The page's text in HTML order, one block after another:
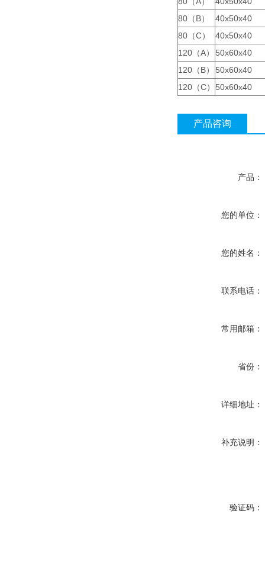
80（B）
40x50x40
80（C）
40x50x40
120（A）
50x60x40
120（B）
50x60x40
120（C） 50x60x40
产品咨询
产品：
您的单位：
您的姓名：
联系电话：
常用邮箱：
省份：
详细地址：
补充说明：
验证码：